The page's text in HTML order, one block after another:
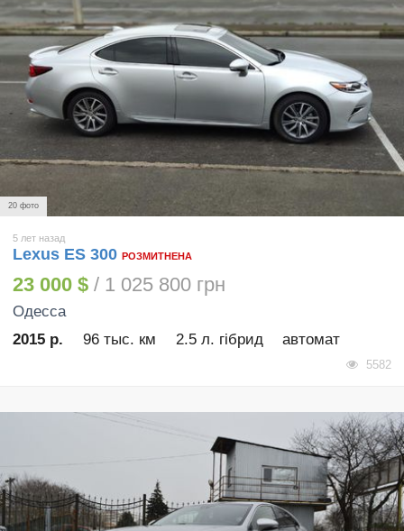
20 фото
5 лет назад
Lexus ES 300 РОЗМИТНЕНА
23 000 $ / 1 025 800 грн
Одесса
2015 р.
96 тыс. км 2.5 л. гібрид автомат
5582